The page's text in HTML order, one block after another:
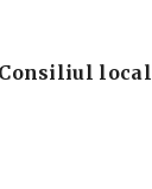
Consiliul local